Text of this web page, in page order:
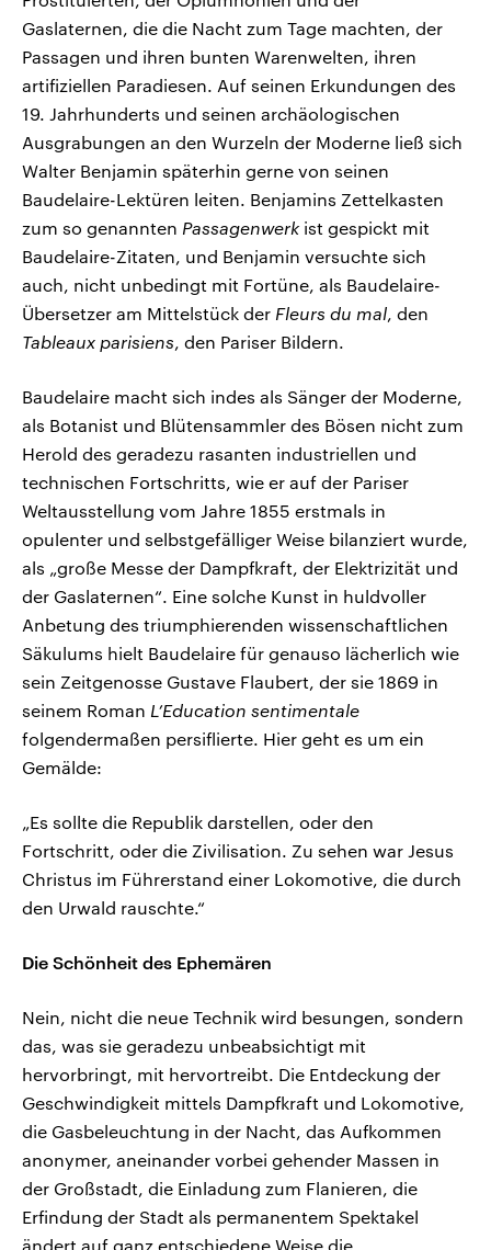
Gaslaternen, die die Nacht zum Tage machten, der
Passagen und ihren bunten Warenwelten, ihren
artifiziellen Paradiesen. Auf seinen Erkundungen des
19. Jahrhunderts und seinen archäologischen
Ausgrabungen an den Wurzeln der Moderne ließ sich
Walter Benjamin späterhin gerne von seinen
Baudelaire-Lektüren leiten. Benjamins Zettelkasten
zum so genannten Passagenwerk ist gespickt mit
Baudelaire-Zitaten, und Benjamin versuchte sich
auch, nicht unbedingt mit Fortüne, als Baudelaire-
Übersetzer am Mittelstück der Fleurs du mal, den
Tableaux parisiens, den Pariser Bildern.
Baudelaire macht sich indes als Sänger der Moderne,
als Botanist und Blütensammler des Bösen nicht zum
Herold des geradezu rasanten industriellen und
technischen Fortschritts, wie er auf der Pariser
Weltausstellung vom Jahre 1855 erstmals in
opulenter und selbstgefälliger Weise bilanziert wurde,
als „große Messe der Dampfkraft, der Elektrizität und
der Gaslaternen“. Eine solche Kunst in huldvoller
Anbetung des triumphierenden wissenschaftlichen
Säkulums hielt Baudelaire für genauso lächerlich wie
sein Zeitgenosse Gustave Flaubert, der sie 1869 in
seinem Roman L’Education sentimentale
folgendermaßen persiflierte. Hier geht es um ein
Gemälde:
„Es sollte die Republik darstellen, oder den
Fortschritt, oder die Zivilisation. Zu sehen war Jesus
Christus im Führerstand einer Lokomotive, die durch
den Urwald rauschte.“
Die Schönheit des Ephemären
Nein, nicht die neue Technik wird besungen, sondern
das, was sie geradezu unbeabsichtigt mit
hervorbringt, mit hervortreibt. Die Entdeckung der
Geschwindigkeit mittels Dampfkraft und Lokomotive,
die Gasbeleuchtung in der Nacht, das Aufkommen
anonymer, aneinander vorbei gehender Massen in
der Großstadt, die Einladung zum Flanieren, die
Erfindung der Stadt als permanentem Spektakel
ändert auf ganz entschiedene Weise die